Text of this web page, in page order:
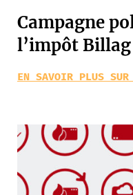
Campagne
l’impôt Billag
EN SAVOIR PLUS